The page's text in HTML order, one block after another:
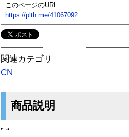
このページのURL
https://plth.me/41067092
関連カテゴリ
CN
商品説明
” “